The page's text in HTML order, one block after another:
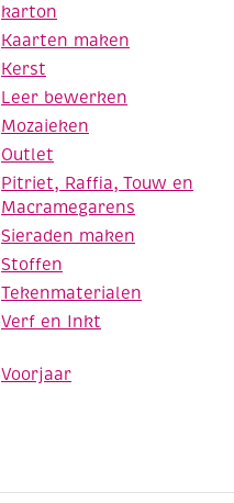
karton
Kaarten maken
Kerst
Leer bewerken
Mozaieken
Outlet
Pitriet, Raffia, Touw en
Macramegarens
Sieraden maken
Stoffen
Tekenmaterialen
Verf en Inkt
Voorjaar